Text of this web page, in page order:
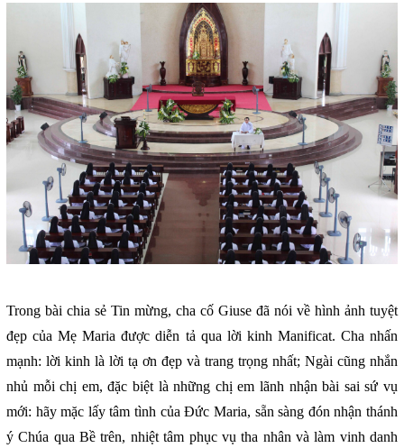
Trong bài chia sẻ Tin mừng, cha cố Giuse đã nói về hình ảnh tuyệt
đẹp của Mẹ Maria được diễn tả qua lời kinh Manificat. Cha nhấn
mạnh: lời kinh là lời tạ ơn đẹp và trang trọng nhất; Ngài cũng nhắn
nhủ mỗi chị em, đặc biệt là những chị em lãnh nhận bài sai sứ vụ
mới: hãy mặc lấy tâm tình của Đức Maria, sẵn sàng đón nhận thánh
ý Chúa qua Bề trên, nhiệt tâm phục vụ tha nhân và làm vinh danh